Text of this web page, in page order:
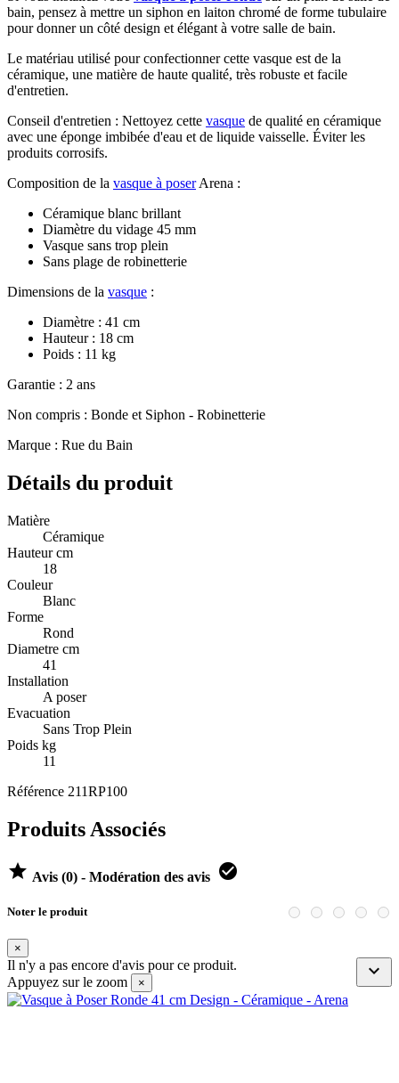
bain, pensez à mettre un siphon en laiton chromé de forme tubulaire
pour donner un côté design et élégant à votre salle de bain.
Le matériau utilisé pour confectionner cette vasque est de la
céramique, une matière de haute qualité, très robuste et facile
d'entretien.
Conseil d'entretien : Nettoyez cette vasque de qualité en céramique
avec une éponge imbibée d'eau et de liquide vaisselle. Éviter les
produits corrosifs.
Composition de la vasque à poserArena :
Céramique blanc brillant
Diamètre du vidage 45 mm
Vasque sans trop plein
Sans plage de robinetterie
Dimensions de la vasque :
Diamètre : 41 cm
Hauteur : 18 cm
Poids : 11 kg
Garantie : 2 ans
Non compris : Bonde et Siphon - Robinetterie
Marque : Rue du Bain
Détails du produit
Matière
Céramique
Hauteur cm
18
Couleur
Blanc
Forme
Rond
Diametre cm
41
Installation
A poser
Evacuation
Sans Trop Plein
Poids kg
11
Référence 211RP100
Produits Associés
 Avis (0) - Modération des avis 
Noter le produit
×

Il n'y a pas encore d'avis pour ce produit.
Appuyez sur le zoom
×